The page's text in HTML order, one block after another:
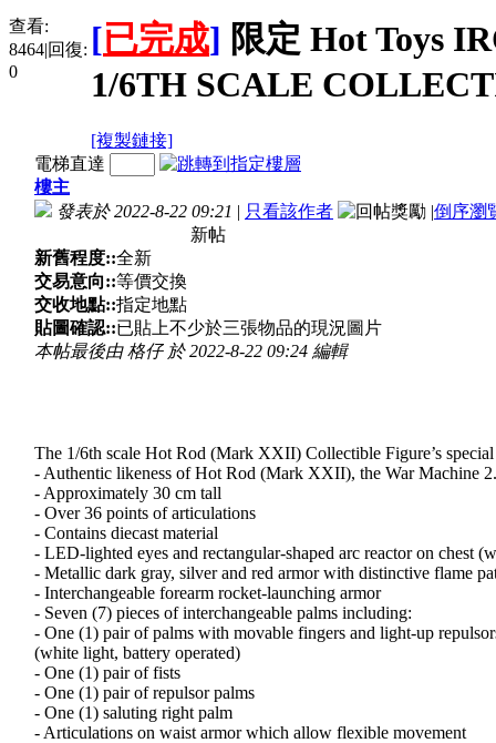
查看:
8464|回復:
0
[已完成] 限定 Hot Toys
1/6TH SCALE
[複製鏈接]
電梯直達
樓主
發表於 2022-8-22 09:21 | 只看該作者 |倒序瀏
新帖
新舊程度::全新
交易意向::等價交換
交收地點::指定地點
貼圖確認::已貼上不少於三張物品的現況圖片
本帖最後由 格仔 於 2022-8-22 09:24 編輯
The 1/6th scale Hot Rod (Mark XXII) Collectible Figure’s special
- Authentic likeness of Hot Rod (Mark XXII), the War Machine
- Approximately 30 cm tall
- Over 36 points of articulations
- Contains diecast material
- LED-lighted eyes and rectangular-shaped arc reactor on chest
- Metallic dark gray, silver and red armor with distinctive flame
- Interchangeable forearm rocket-launching armor
- Seven (7) pieces of interchangeable palms including:
- One (1) pair of palms with movable fingers and light-up
(white light, battery operated)
- One (1) pair of fists
- One (1) pair of repulsor palms
- One (1) saluting right palm
- Articulations on waist armor which allow flexible movement